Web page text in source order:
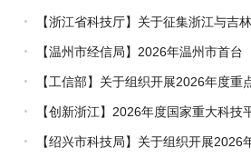
能竞赛的通知
【浙江省科技厅】关于征集浙江与吉
的通知【温州市经信局】2026年温州市首台
【工信部】关于组织开展2026年度重
企业推荐工作的通知
【创新浙江】2026年度国家重大科技
究专项（试点）项目指南
【绍兴市科技局】关于组织开展2026